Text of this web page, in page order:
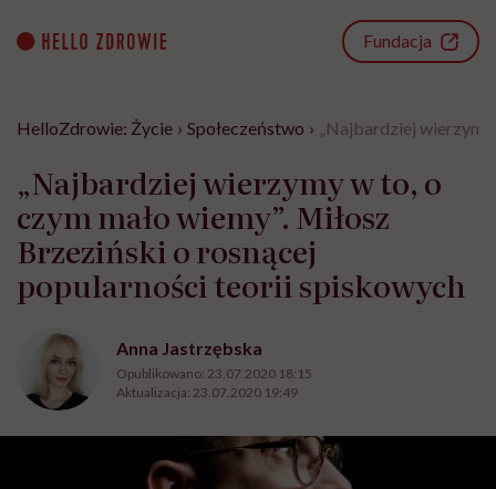
content
Fundacja
HelloZdrowie: Życie › Społeczeństwo › „Najbardziej
„Najbardziej wierzymy w to, o
czym mało wiemy”. Miłosz
Brzeziński o rosnącej
popularności teorii spiskowych
Anna Jastrzębska
Opublikowano: 23.07.2020 18:15
Aktualizacja: 23.07.2020 19:49